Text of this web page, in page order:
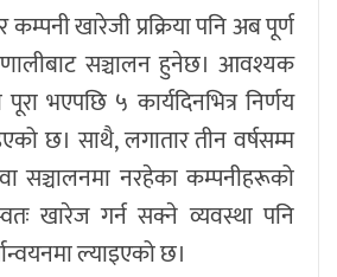
खारेजी प्रक्रिया पनि अब पूर्ण
सञ्चालन हुनेछ। आवश्यक
भएपछि ५ कार्यदिनभित्र निर्णय
छ। साथै, लगातार तीन वर्षसम्म
सञ्चालनमा नरहेका कम्पनीहरूको
खारेज गर्न सक्ने व्यवस्था पनि
ल्याइएको छ।